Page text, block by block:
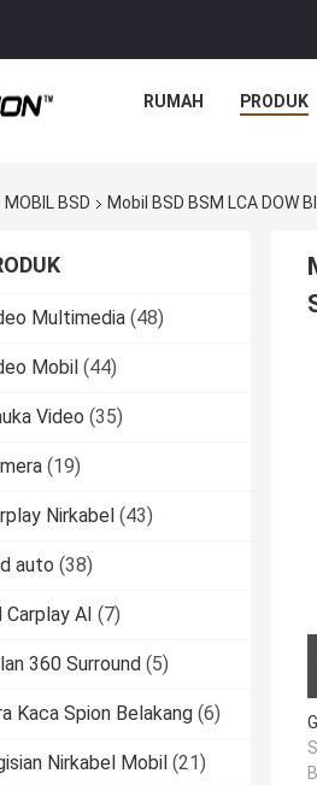
RUMAH PRODUK
MOBIL BSD Mobil BSD BSM LCA
Multimedia (48)
Mobil (44)
Video (35)
(19)
Nirkabel (43)
auto (38)
AI (7)
360 Surround (5)
Kaca Spion Belakang (6)
Nirkabel Mobil (21)